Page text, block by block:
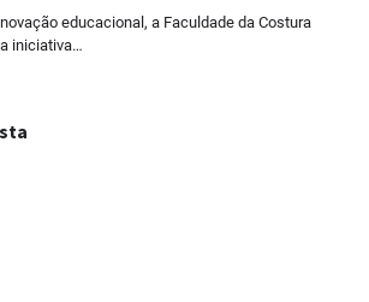
educacional, a Faculdade da Costura
iniciativa…